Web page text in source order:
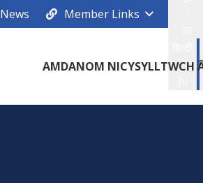
News Member Links
-
AMDANOM NICYSYLLTWCH